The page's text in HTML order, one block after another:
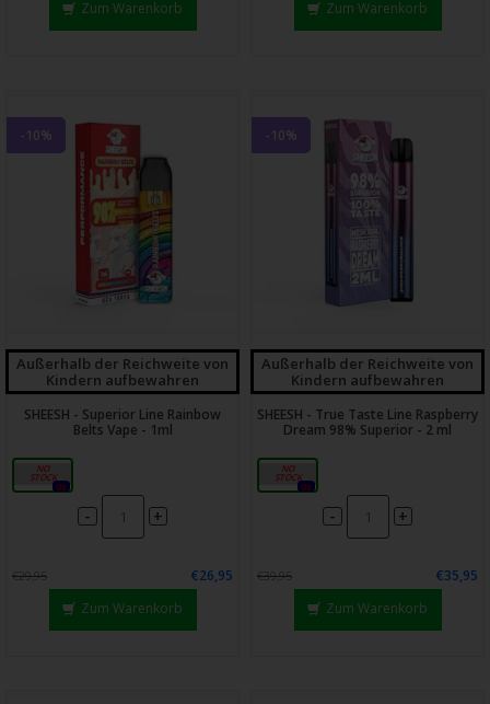
Zum Warenkorb
Zum Warenkorb
-10%
Außerhalb der Reichweite von
Kindern aufbewahren
SHEESH - Superior Line Rainbow
Belts Vape - 1ml
1ml
0x
- +
€29,95
€26,95
Zum Warenkorb
-10%
Außerhalb der Reichweite von
Kindern aufbewahren
SHEESH - True Taste Line Raspberry
Dream 98% Superior - 2 ml
20mg
0x
- +
€39,95
€35,95
Zum Warenkorb